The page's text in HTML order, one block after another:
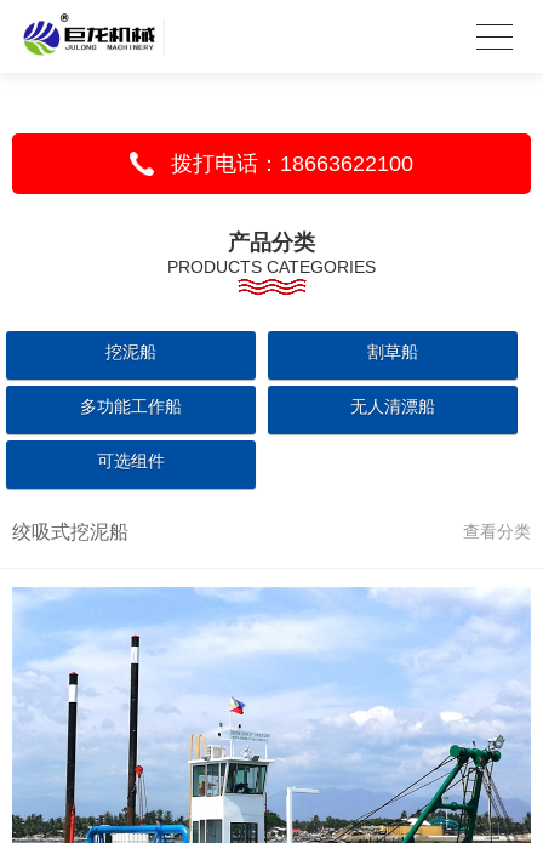
拨打电话：18663622100
产品分类
PRODUCTS CATEGORIES
挖泥船 割草船
多功能工作船 无人清漂船
可选组件
绞吸式挖泥船 查看分类